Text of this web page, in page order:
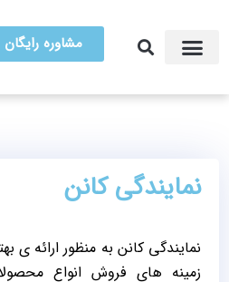
مشاوره رایگان
نمایندگی کانن
نمایندگی کانن به منظور ارائه ی
زمینه های فروش انواع